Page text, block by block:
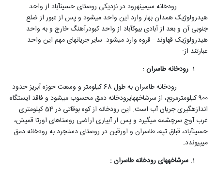
رودخانه سیمینه‎رود در نزدیکی روستای حسین‎آباد از واحد
هیدرولوژیک همدان بهار وارد این واحد می‎شود و پس از عبور از ضلع
جنوبی آن و بعد از آبادی بیوک‎آباد از واحد کبودرآهنگ خارج و به واحد
هیدرولوژیک قهاوند - قروه وارد می‎شود. سایر جریان‎های مهم این واحد
عبارتند از:
رودخانه طاسران :
رودخانه طاسران به طول 68 کیلومتر و وسعت حوزه آبریز حدود
900 کیلومترمربع، از سرشاخه‎های‏رودخانه دمق محسوب می‎شود و فاقد ایستگاه
اندازه‎گیری جریان آب است. این رودخانه از کوه بو‎قاتی در 54 کیلومتری
غرب آوج سرچشمه می‎گیرد و پس از آبیاری اراضی روستاهای اورتا قمیش،
حسین‎آباد، قباق تپه، طاسران و اورقین در روستای دستجرد به رودخانه دمق
می‎پیوندد.
سرشاخه‎های رودخانه طاسران :